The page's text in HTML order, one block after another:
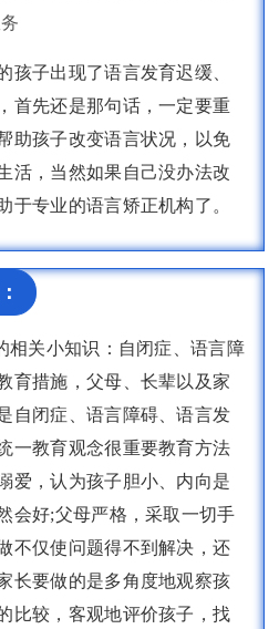
孩子出现了语言发育迟缓、
首先还是那句话，一定要重
助孩子改变语言状况，以免
活，当然如果自己没办法改
于专业的语言矫正机构了。
相关小知识：自闭症、语言障
育措施，父母、长辈以及家
自闭症、语言障碍、语言发
一教育观念很重要教育方法
爱，认为孩子胆小、内向是
会好;父母严格，采取一切手
不仅使问题得不到解决，还
长要做的是多角度地观察孩
比较，客观地评价孩子，找